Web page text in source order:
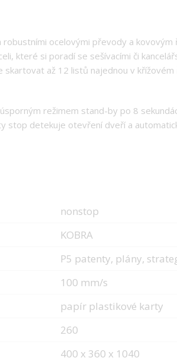
robustními ocelovými převody a
které si poradí se sešívacími či
až 12 listů najednou v křížovém
režimem stand-by po 8
stop detekuje otevření dveří a
nonstop
KOBRA
P5 patenty, plány,
100 mm/s
papír plastikové karty
260
400 x 360 x 1040